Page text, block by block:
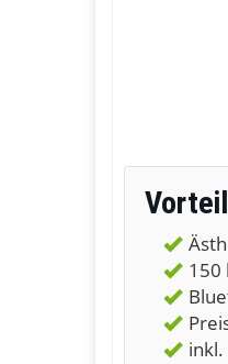
150